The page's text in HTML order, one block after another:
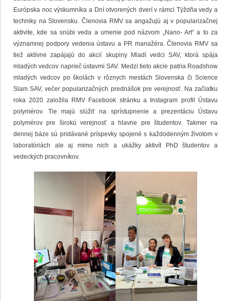
Európska noc výskumníka a Dní otvorených dverí v rámci Týždňa vedy a
techniky na Slovensku. Členovia RMV sa angažujú aj v popularizačnej
aktivite, kde sa snúbi veda a umenie pod názvom „Nano- Art“ a to za
významnej podpory vedenia ústavu a PR manažéra. Členovia RMV sa
tiež aktívne zapájajú do akcií skupiny Mladí vedci SAV, ktorá spája
mladých vedcov naprieč ústavmi SAV. Medzi tieto akcie patria Roadshow
mladých vedcov po školách v rôznych mestách Slovenska či Science
Slam SAV, večer popularizačných prednášok pre verejnosť. Na začiatku
roka 2020 založila RMV Facebook stránku a Instagram profil Ústavu
polymérov. Tie majú slúžiť na sprístupnenie a prezentáciu Ústavu
polymérov pre širokú verejnosť a hlavne pre študentov. Takmer na
dennej báze sú pridávané príspevky spojené s každodenným životom v
laboratóriách ale aj mimo nich a ukážky aktivít PhD študentov a
vedeckých pracovníkov.